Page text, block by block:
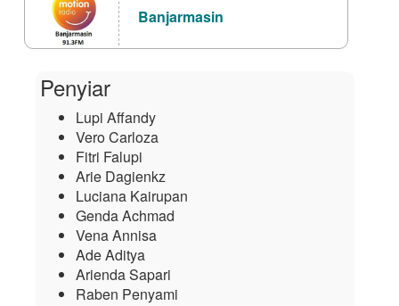
Banjarmasin
Penyiar
Lupi Affandy
Vero Carloza
Fitri Falupi
Arie Dagienkz
Luciana Kairupan
Genda Achmad
Vena Annisa
Ade Aditya
Arienda Sapari
Raben Penyami